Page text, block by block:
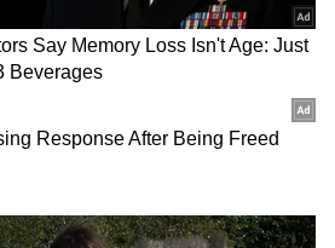
உற்பத்தி கணிசமாக
என்றார். 2022ம்
இருந்து
செய்யப்பட்டவை
தற்போதைய
2014ல்